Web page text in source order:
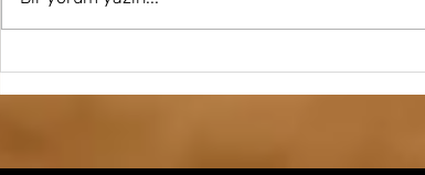
Kur'an'ın Hayata Etkisi: Günlük Yaşamda
İlahi Rehberlik